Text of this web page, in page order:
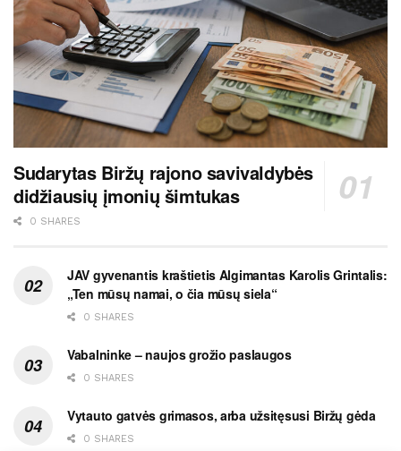
Sudarytas Biržų rajono savivaldybės
didžiausių įmonių šimtukas
0 SHARES
JAV gyvenantis kraštietis Algimantas Karolis Grintalis:
„Ten mūsų namai, o čia mūsų siela“
0 SHARES
Vabalninke – naujos grožio paslaugos
0 SHARES
Vytauto gatvės grimasos, arba užsitęsusi Biržų gėda
0 SHARES